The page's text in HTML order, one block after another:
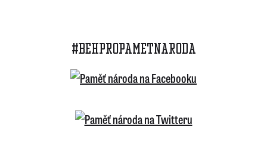
#BEHPROPAMETNARODA